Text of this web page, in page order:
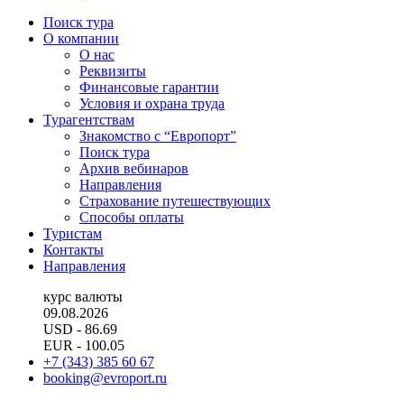
Поиск тура
О компании
О нас
Реквизиты
Финансовые гарантии
Условия и охрана труда
Турагентствам
Знакомство с “Европорт”
Поиск тура
Архив вебинаров
Направления
Страхование путешествующих
Способы оплаты
Туристам
Контакты
Направления
курс валюты
09.08.2026
USD - 86.69
EUR - 100.05
+7 (343) 385 60 67
booking@evroport.ru